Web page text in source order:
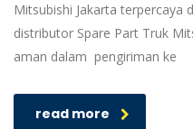
Mitsubishi Jakarta terpercaya
distributor Spare Part Truk
aman dalam pengiriman ke
read more